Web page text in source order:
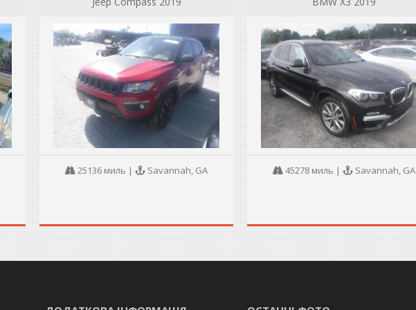
25136 миль | Savannah, GA 45278 миль | Savannah, GA